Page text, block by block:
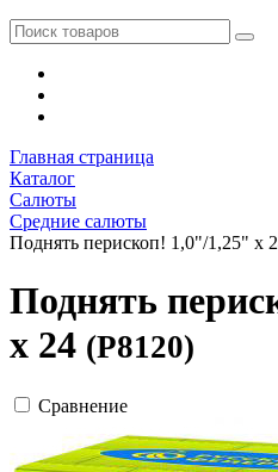
Главная страница
Каталог
Салюты
Средние салюты
Поднять перископ! 1,0"/1,25" х
Поднять
х 24 (Р8120)
Сравнение